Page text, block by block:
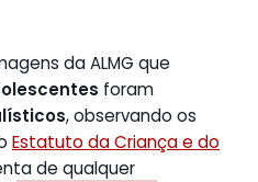
da ALMG que
foram
, observando os
Estatuto da Criança e do
de qualquer